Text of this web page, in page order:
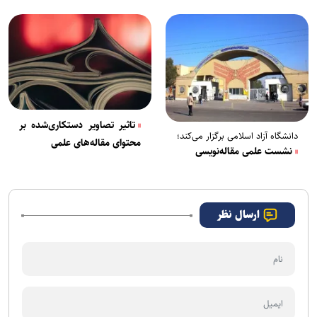
دانشگاه آزاد اسلامی برگزار می‌کند؛
نشست علمی مقاله‌نویسی
تاثیر تصاویر دستکاری‌شده بر
محتوای مقاله‌های علمی
ارسال نظر